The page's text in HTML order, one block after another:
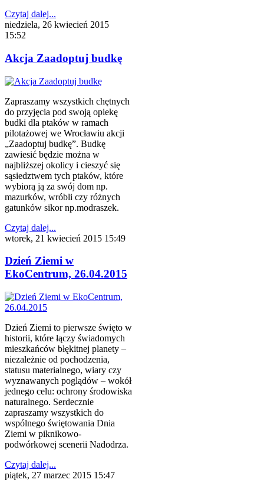
Czytaj dalej...
niedziela, 26 kwiecień 2015
15:52
Akcja Zaadoptuj budkę
Zapraszamy wszystkich chętnych
do przyjęcia pod swoją opiekę
budki dla ptaków w ramach
pilotażowej we Wrocławiu akcji
„Zaadoptuj budkę”. Budkę
zawiesić będzie można w
najbliższej okolicy i cieszyć się
sąsiedztwem tych ptaków, które
wybiorą ją za swój dom np.
mazurków, wróbli czy różnych
gatunków sikor np.modraszek.
Czytaj dalej...
wtorek, 21 kwiecień 2015 15:49
Dzień Ziemi w
EkoCentrum, 26.04.2015
Dzień Ziemi to pierwsze święto w
historii, które łączy świadomych
mieszkańców błękitnej planety –
niezależnie od pochodzenia,
statusu materialnego, wiary czy
wyznawanych poglądów – wokół
jednego celu: ochrony środowiska
naturalnego. Serdecznie
zapraszamy wszystkich do
wspólnego świętowania Dnia
Ziemi w piknikowo-
podwórkowej scenerii Nadodrza.
Czytaj dalej...
piątek, 27 marzec 2015 15:47